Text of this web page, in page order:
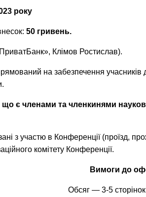
року
50 гривень.
Клімов Ростислав).
на забезпечення
що є членами та членкинями
з участю в Конференції (проїзд,
комітету Конференції.
Вимоги до
Обсяг — 3-5